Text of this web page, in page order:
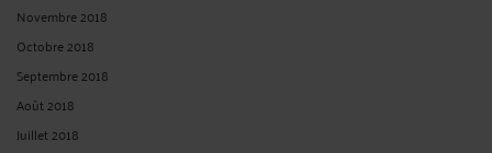
Novembre 2018
Octobre 2018
Septembre 2018
Août 2018
Juillet 2018